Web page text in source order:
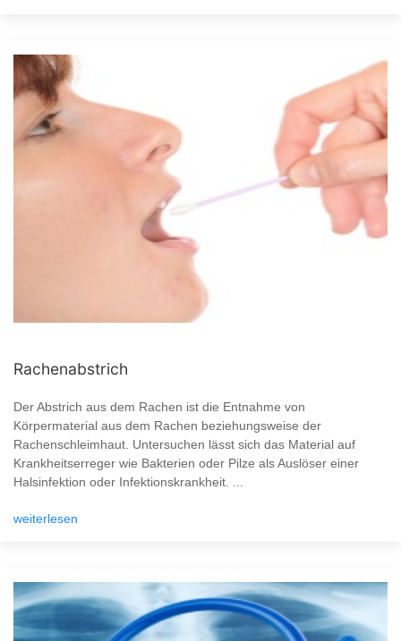
Rachenabstrich
Der Abstrich aus dem Rachen ist die Entnahme von
Körpermaterial aus dem Rachen beziehungsweise der
Rachenschleimhaut. Untersuchen lässt sich das Material auf
Krankheitserreger wie Bakterien oder Pilze als Auslöser einer
Halsinfektion oder Infektionskrankheit. ...
weiterlesen